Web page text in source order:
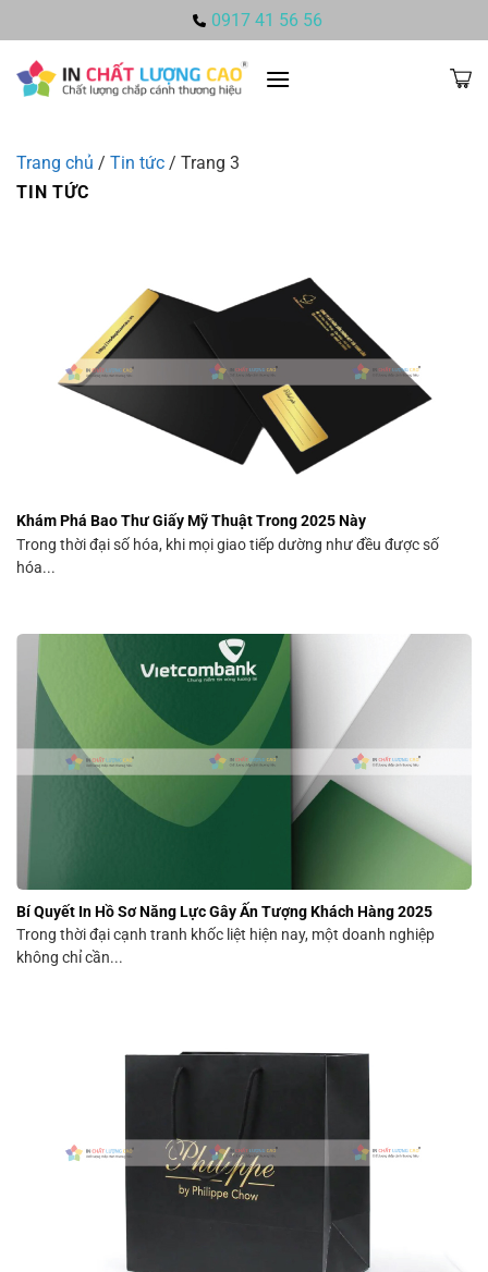
qua
nội
dung
0917 41 56 56
Trang chủ / Tin tức / Trang 3
TIN TỨC
Khám Phá Bao Thư Giấy Mỹ Thuật Trong 2025 Này
Trong thời đại số hóa, khi mọi giao tiếp dường như đều được số
hóa...
Bí Quyết In Hồ Sơ Năng Lực Gây Ấn Tượng Khách Hàng 2025
Trong thời đại cạnh tranh khốc liệt hiện nay, một doanh nghiệp
không chỉ cần...